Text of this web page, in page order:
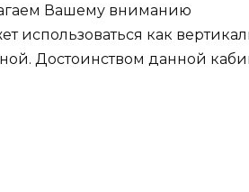
Вашему вниманию
использоваться как
Достоинством данной